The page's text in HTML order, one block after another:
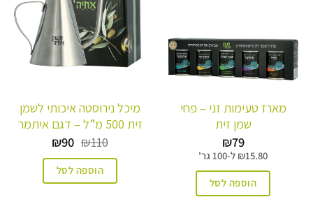
מארז טעימות זני – פחי
שמן זית
₪79
₪15.80 ל-100 גר'
הוספה לסל
מיכל נירוסטה איכותי לשמן
זית 500 מ”ל – דגם איתמר
₪110 המחיר
היה:
₪110.
₪90 המחיר
הוא:
₪90. הוספה לסל